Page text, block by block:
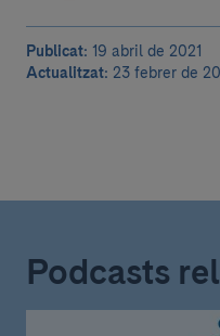
Publicat: 19 abril de 2021
Actualitzat: 23 febrer de
Podcasts